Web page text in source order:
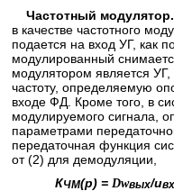
Частотный модулятор.
в качестве частотного
подается на вход УГ, как
модулированный
модулятором является
частоту, определяемую
входе ФД. Кроме того, в
модулируемого сигнала,
параметрами
передаточная функция
от (2) для демодуляции,
КЧМ(р) = Dwвых/uвх